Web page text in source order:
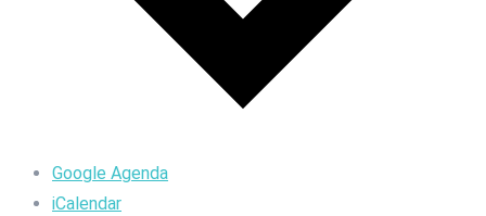
Google Agenda
iCalendar